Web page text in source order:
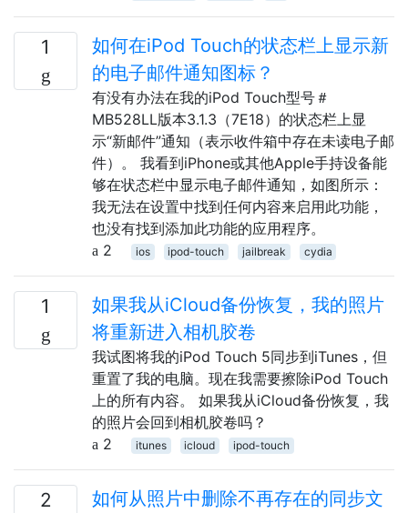
1
如何在iPod Touch的状态栏上显示新
的电子邮件通知图标？
有没有办法在我的iPod Touch型号＃
MB528LL版本3.1.3（7E18）的状态栏上显
示“新邮件”通知（表示收件箱中存在未读电子邮
件）。 我看到iPhone或其他Apple手持设备能
够在状态栏中显示电子邮件通知，如图所示：
我无法在设置中找到任何内容来启用此功能，
也没有找到添加此功能的应用程序。
2
ios ipod-touch jailbreak cydia
1
如果我从iCloud备份恢复，我的照片
将重新进入相​​机胶卷
我试图将我的iPod Touch 5同步到iTunes，但
重置了我的电脑。现在我需要擦除iPod Touch
上的所有内容。 如果我从iCloud备份恢复，我
的照片会回到相机胶卷吗？
2
itunes icloud ipod-touch
2
如何从照片中删除不再存在的同步文